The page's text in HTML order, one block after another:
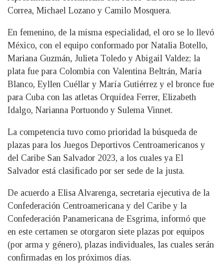
Correa, Michael Lozano y Camilo Mosquera.
En femenino, de la misma especialidad, el oro se lo llevó
México, con el equipo conformado por Natalia Botello,
Mariana Guzmán, Julieta Toledo y Abigail Valdez; la
plata fue para Colombia con Valentina Beltrán, María
Blanco, Eyllen Cuéllar y María Gutiérrez y el bronce fue
para Cuba con las atletas Orquídea Ferrer, Elizabeth
Idalgo, Narianna Portuondo y Sulema Vinnet.
La competencia tuvo como prioridad la búsqueda de
plazas para los Juegos Deportivos Centroamericanos y
del Caribe San Salvador 2023, a los cuales ya El
Salvador está clasificado por ser sede de la justa.
De acuerdo a Elisa Alvarenga, secretaria ejecutiva de la
Confederación Centroamericana y del Caribe y la
Confederación Panamericana de Esgrima, informó que
en este certamen se otorgaron siete plazas por equipos
(por arma y género), plazas individuales, las cuales serán
confirmadas en los próximos días.